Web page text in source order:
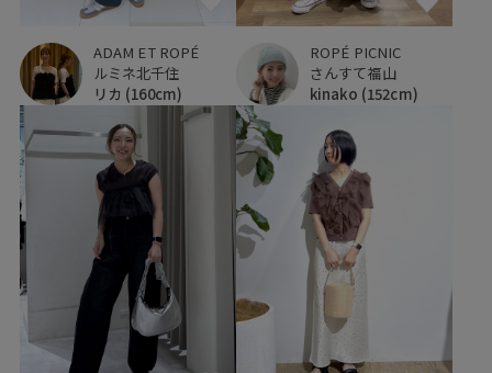
ADAM ET ROPÉ
ルミネ北千住
リカ (160cm)
ROPÉ PICNIC
さんすて福山
kinako (152cm)